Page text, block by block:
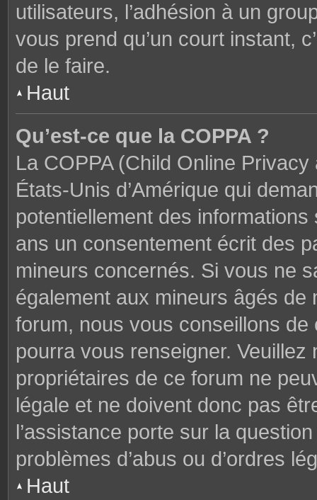
utilisateurs, l’adhésion à un
vous prend qu’un court instant,
de le faire.
Haut
Qu’est-ce que la COPPA ?
La COPPA (Child Online
États-Unis d’Amérique qui
potentiellement des
ans un consentement écrit des
mineurs concernés. Si vous ne
également aux mineurs âgés
forum, nous vous conseillons
pourra vous renseigner.
propriétaires de ce forum ne
légale et ne doivent donc pas
l’assistance porte sur la
problèmes d’abus ou d’ordres
Haut